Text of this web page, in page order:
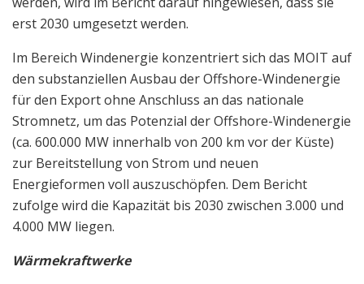
erst 2030 umgesetzt werden.
Im Bereich Windenergie konzentriert sich das MOIT auf
den substanziellen Ausbau der Offshore-Windenergie
für den Export ohne Anschluss an das nationale
Stromnetz, um das Potenzial der Offshore-Windenergie
(ca. 600.000 MW innerhalb von 200 km vor der Küste)
zur Bereitstellung von Strom und neuen
Energieformen voll auszuschöpfen. Dem Bericht
zufolge wird die Kapazität bis 2030 zwischen 3.000 und
4.000 MW liegen.
Wärmekraftwerke